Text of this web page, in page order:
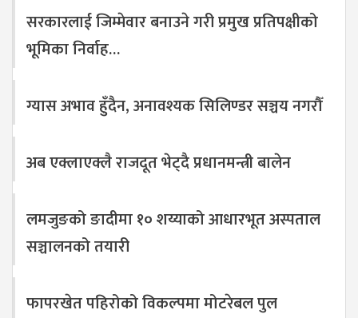
सरकारलाई जिम्मेवार बनाउने गरी प्रमुख प्रतिपक्षीको
भूमिका निर्वाह…
ग्यास अभाव हुँदैन, अनावश्यक सिलिण्डर सञ्चय नगरौँ
अब एक्लाएक्लै राजदूत भेट्दै प्रधानमन्त्री बालेन
लमजुङको ङादीमा १० शय्याको आधारभूत अस्पताल
सञ्चालनको तयारी
फापरखेत पहिरोको विकल्पमा मोटरेबल पुल